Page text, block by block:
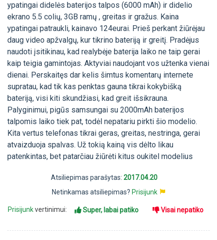
ypatingai didelės baterijos talpos (6000 mAh) ir didelio
ekrano 5.5 colių, 3GB ramų , greitas ir gražus. Kaina
ypatingai patraukli, kainavo 124eurai. Prieš perkant žiūrėjau
daug video apžvalgų, kur tikrino bateriją ir greitį. Pradėjus
naudoti įsitikinau, kad realybėje baterija laiko ne taip gerai
kaip teigia gamintojas. Aktyviai naudojant vos užtenka vienai
dienai. Perskaitęs dar kelis šimtus komentarų internete
supratau, kad tik kas penktas gauna tikrai kokybišką
bateriją, visi kiti skundžiasi, kad greit išsikrauna.
Palyginimui, pigūs samsungai su 2000mAh baterijos
talpomis laiko tiek pat, todėl nepatariu pirkti šio modelio.
Kita vertus telefonas tikrai geras, greitas, nestringa, gerai
atvaizduoja spalvas. Už tokią kainą vis dėlto likau
patenkintas, bet patarčiau žiūrėti kitus oukitel modelius
Atsiliepimas parašytas: 2017.04.20
Netinkamas atsiliepimas? Prisijunk
Prisijunkvertinimui: Super, labai patiko Visai nepatiko